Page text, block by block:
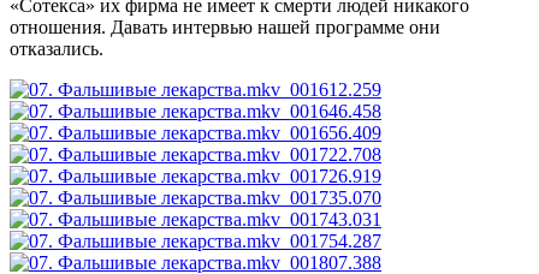
«Сотекса» их фирма не имеет к смерти людей никакого
отношения. Давать интервью нашей программе они
отказались.